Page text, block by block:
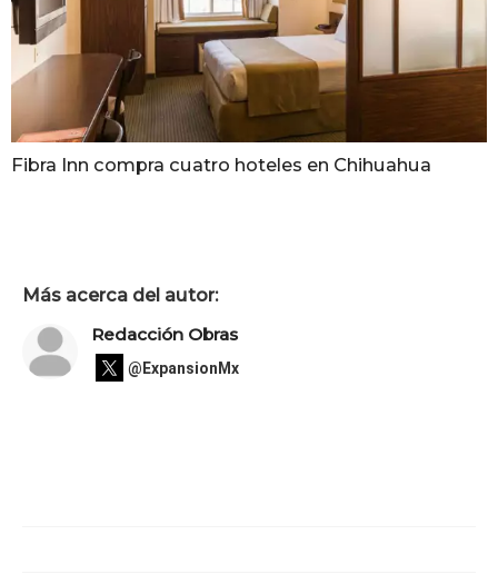
Fibra Inn compra cuatro hoteles en Chihuahua
Más acerca del autor:
Redacción Obras
@ExpansionMx